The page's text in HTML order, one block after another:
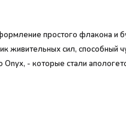
простого флакона
живительных сил,
- которые стали